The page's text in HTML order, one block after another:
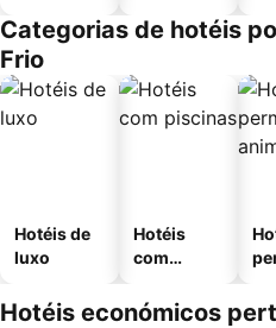
Categorias de hotéis
Frio
Hotéis de
luxo
Hotéis
com
Hotéis económicos